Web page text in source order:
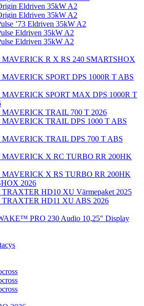
Eldriven 35kW A2
Eldriven 35kW A2
’73 Eldriven 35kW A2
Eldriven 35kW A2
Eldriven 35kW A2
R X RS 240 SMARTSHOX
SPORT DPS 1000R T ABS
SPORT MAX DPS 1000R T
TRAIL 700 T 2026
TRAIL DPS 1000 T ABS
TRAIL DPS 700 T ABS
X RC TURBO RR 200HK
X RS TURBO RR 200HK
2026
HD10 XU Värmepaket 2025
HD11 XU ABS 2026
PRO 230 Audio 10,25″ Display